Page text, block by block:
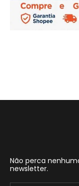
Não perca
newsletter.